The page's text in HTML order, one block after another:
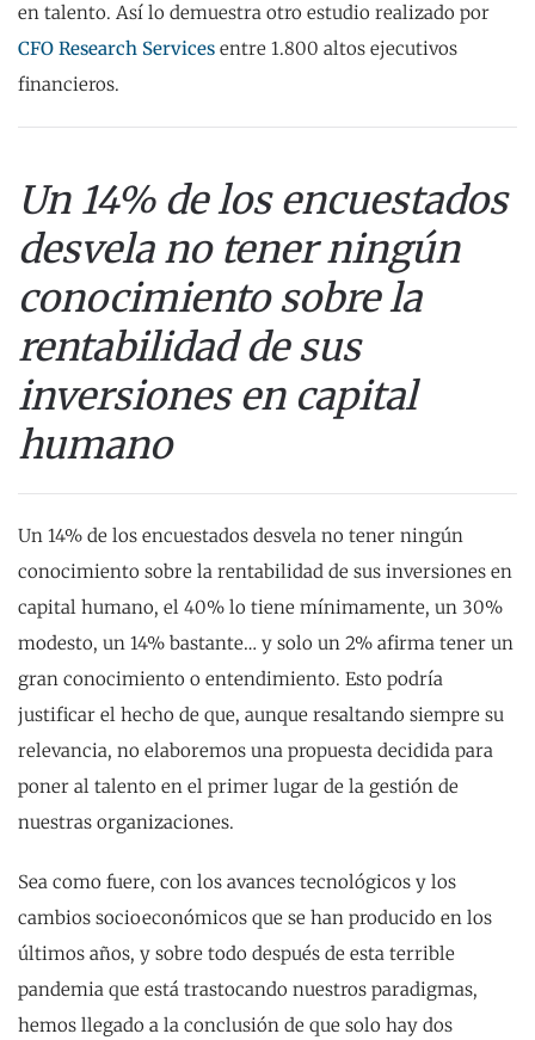
en talento. Así lo demuestra otro estudio realizado por
CFO Research Services entre 1.800 altos ejecutivos
financieros.
Un 14% de los encuestados
desvela no tener ningún
conocimiento sobre la
rentabilidad de sus
inversiones en capital
humano
Un 14% de los encuestados desvela no tener ningún
conocimiento sobre la rentabilidad de sus inversiones en
capital humano, el 40% lo tiene mínimamente, un 30%
modesto, un 14% bastante… y solo un 2% afirma tener un
gran conocimiento o entendimiento. Esto podría
justificar el hecho de que, aunque resaltando siempre su
relevancia, no elaboremos una propuesta decidida para
poner al talento en el primer lugar de la gestión de
nuestras organizaciones.
Sea como fuere, con los avances tecnológicos y los
cambios socioeconómicos que se han producido en los
últimos años, y sobre todo después de esta terrible
pandemia que está trastocando nuestros paradigmas,
hemos llegado a la conclusión de que solo hay dos